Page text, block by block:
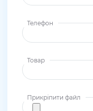
Телефон
Товар
Прикріпити файл